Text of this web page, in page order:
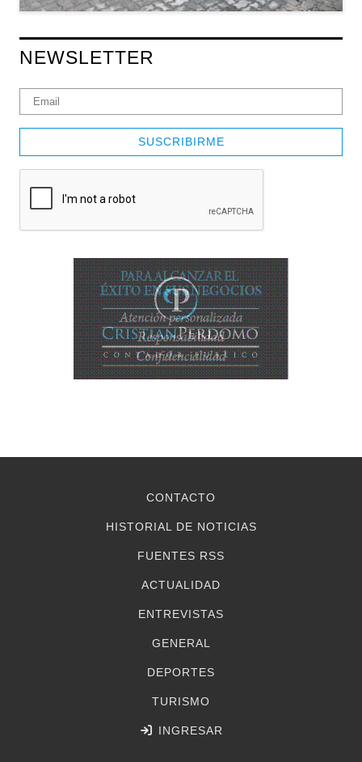
NEWSLETTER
SUSCRIBIRME
CONTACTO
HISTORIAL DE NOTICIAS
FUENTES RSS
ACTUALIDAD
ENTREVISTAS
GENERAL
DEPORTES
TURISMO
INGRESAR